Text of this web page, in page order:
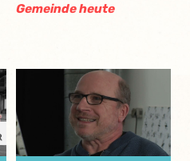
Gemeinde heute